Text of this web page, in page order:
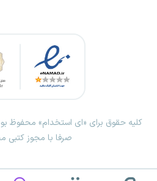
کلیه حقوق برای «ای استخدام» محفوظ
صرفا با مجوز کتبی